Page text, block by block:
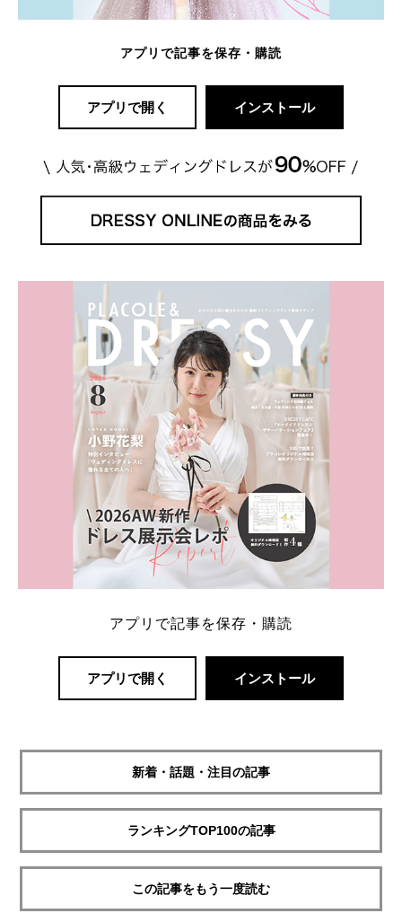
アプリで記事を保存・購読
アプリで開く インストール
アプリで記事を保存・購読
アプリで開く インストール
新着・話題・注目の記事
ランキングTOP100の記事
この記事をもう一度読む